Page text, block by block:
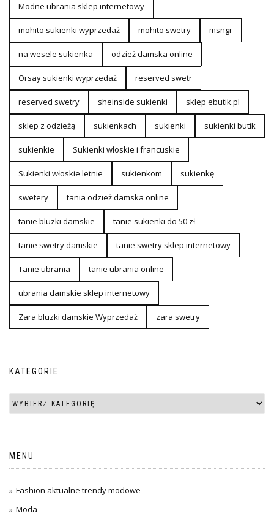
Modne ubrania sklep internetowy
mohito sukienki wyprzedaż mohito swetry msngr
na wesele sukienka odzież damska online
Orsay sukienki wyprzedaż reserved swetr
reserved swetry sheinside sukienki sklep ebutik.pl
sklep z odzieżą sukienkach sukienki sukienki butik
sukienkie Sukienki włoskie i francuskie
Sukienki włoskie letnie sukienkom sukienkę
swetery tania odzież damska online
tanie bluzki damskie tanie sukienki do 50 zł
tanie swetry damskie tanie swetry sklep internetowy
Tanie ubrania tanie ubrania online
ubrania damskie sklep internetowy
Zara bluzki damskie Wyprzedaż zara swetry
KATEGORIE
MENU
Fashion aktualne trendy modowe
Moda